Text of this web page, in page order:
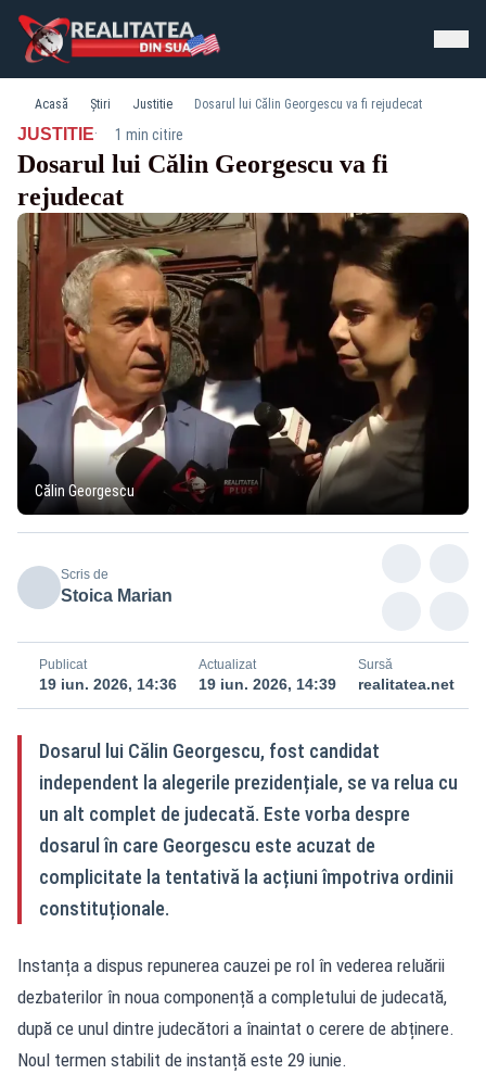
Acasă Știri Justitie Dosarul lui Călin Georgescu va fi rejudecat
JUSTITIE· 1 min citire
Dosarul lui Călin Georgescu va fi
rejudecat
Călin Georgescu
Scris de
Stoica Marian
Publicat
19 iun. 2026, 14:36
Actualizat
19 iun. 2026, 14:39
Sursă
realitatea.net
Dosarul lui Călin Georgescu, fost candidat
independent la alegerile prezidențiale, se va relua cu
un alt complet de judecată. Este vorba despre
dosarul în care Georgescu este acuzat de
complicitate la tentativă la acțiuni împotriva ordinii
constituționale.
Instanța a dispus repunerea cauzei pe rol în vederea reluării
dezbaterilor în noua componență a completului de judecată,
după ce unul dintre judecători a înaintat o cerere de abținere.
Noul termen stabilit de instanță este 29 iunie.